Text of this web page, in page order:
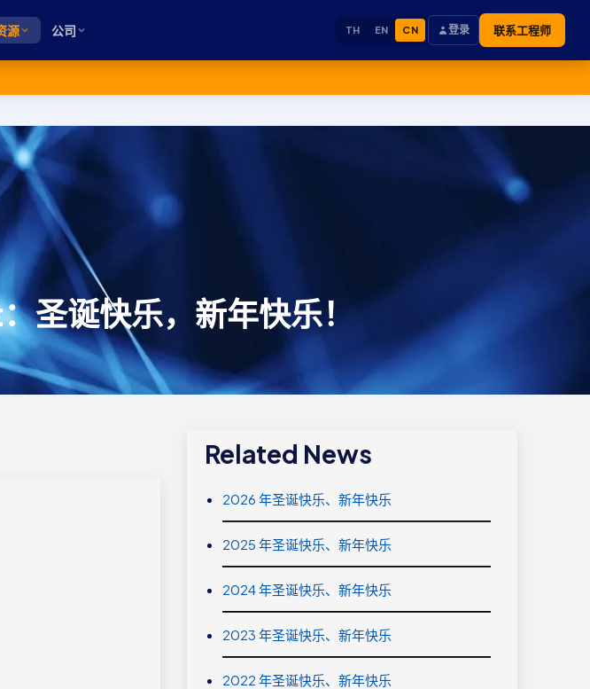
源 公司 TH EN CN 登录 联系工程师
圣诞快乐，新年快乐！
Related News
2026 年圣诞快乐、新年快乐
2025 年圣诞快乐、新年快乐
2024 年圣诞快乐、新年快乐
2023 年圣诞快乐、新年快乐
2022 年圣诞快乐、新年快乐